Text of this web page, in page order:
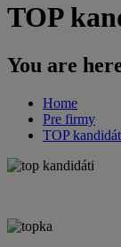
TOP
You are
Home
Pre firmy
TOP